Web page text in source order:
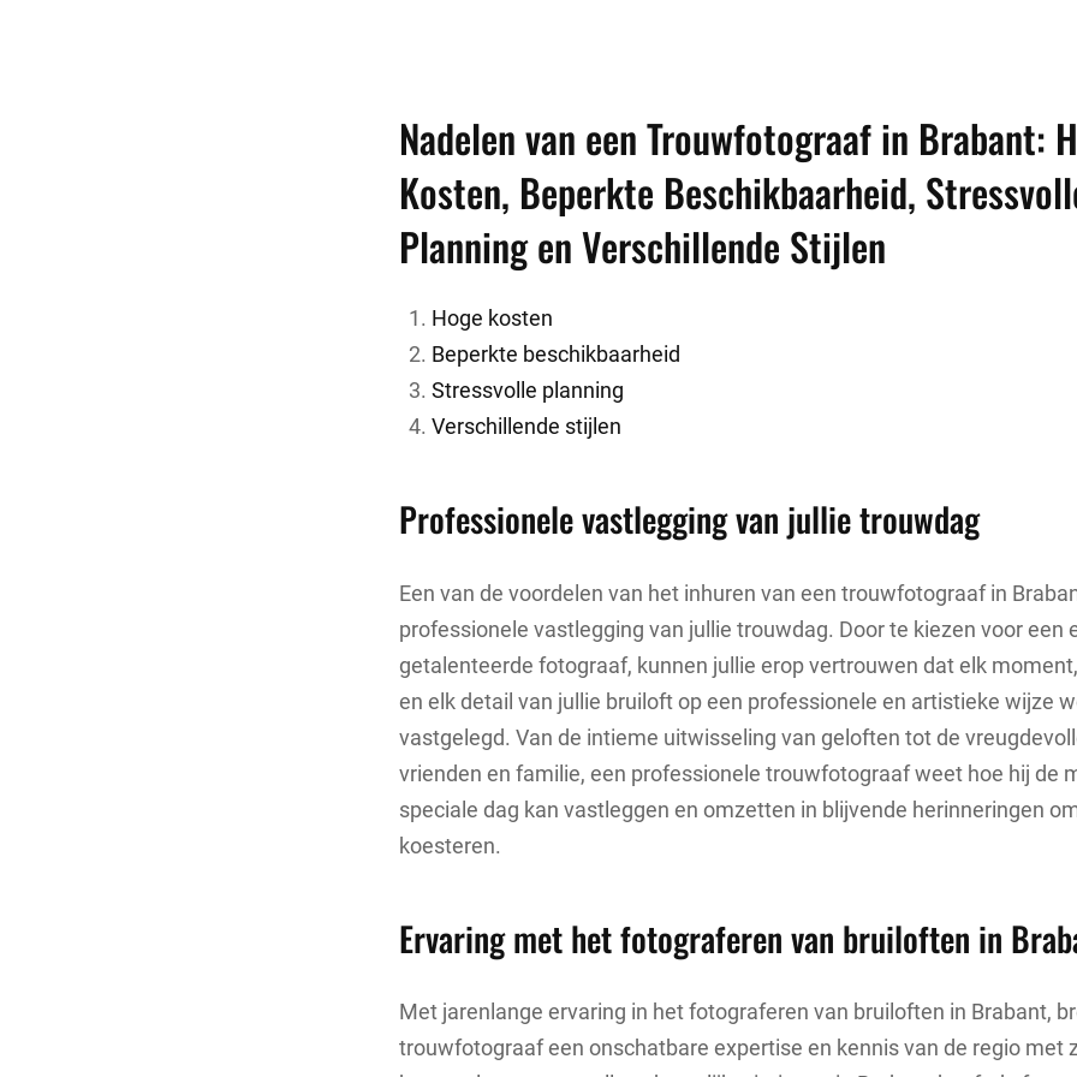
Nadelen van een Trouwfotograaf in Brabant:
Kosten, Beperkte Beschikbaarheid,
Planning en Verschillende Stijlen
Hoge kosten
Beperkte beschikbaarheid
Stressvolle planning
Verschillende stijlen
Professionele vastlegging van jullie trouwdag
Een van de voordelen van het inhuren van een trouwfotograaf in
professionele vastlegging van jullie trouwdag. Door te kiezen voor een
getalenteerde fotograaf, kunnen jullie erop vertrouwen dat elk
en elk detail van jullie bruiloft op een professionele en artistieke wijze
vastgelegd. Van de intieme uitwisseling van geloften tot de
vrienden en familie, een professionele trouwfotograaf weet hoe hij de
speciale dag kan vastleggen en omzetten in blijvende herinneringen
koesteren.
Ervaring met het fotograferen van bruiloften in
Met jarenlange ervaring in het fotograferen van bruiloften in Brabant,
trouwfotograaf een onschatbare expertise en kennis van de regio met